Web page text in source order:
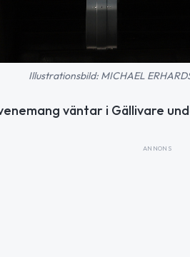
Illustrationsbild: MICHAEL
väntar i Gällivare
ANNONS